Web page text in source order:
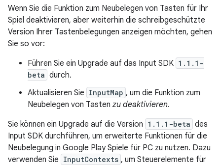
Wenn Sie die Funktion zum Neubelegen von Tasten für Ihr
Spiel deaktivieren, aber weiterhin die schreibgeschützte
Version Ihrer Tastenbelegungen anzeigen möchten, gehen
Sie so vor:
Führen Sie ein Upgrade auf das Input SDK 1.1.1-
beta durch.
Aktualisieren Sie InputMap , um die Funktion zum
Neubelegen von Tasten zu deaktivieren.
Sie können ein Upgrade auf die Version 1.1.1-beta des
Input SDK durchführen, um erweiterte Funktionen für die
Neubelegung in Google Play Spiele für PC zu nutzen. Dazu
verwenden Sie InputContexts , um Steuerelemente für